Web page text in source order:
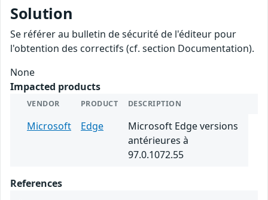
Solution
Se référer au bulletin de sécurité de l'éditeur pour
l'obtention des correctifs (cf. section Documentation).
None
Impacted products
VENDOR PRODUCT DESCRIPTION
Microsoft Edge
Microsoft Edge versions
antérieures à
97.0.1072.55
References